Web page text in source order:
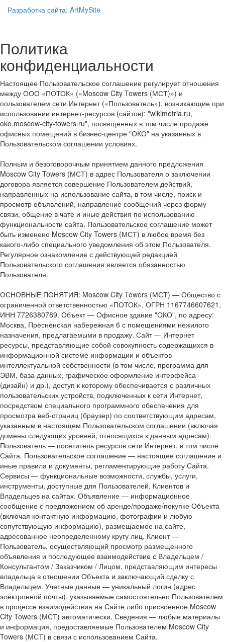
Разработка сайта: ArtMySite
Политика
конфиденциальности
Настоящее Пользовательское соглашение регулирует отношения
между ООО «ПОТОК» («Moscow City Towers (МСТ)») и
пользователем сети Интернет («Пользователь»), возникающие при
использовании интернет-ресурсов (сайтов): "wikimetria.ru,
oko.moscow-city-towers.ru", посвященных в том числе продаже
офисных помещений в бизнес-центре "ОКО" на указанных в
Пользовательском соглашении условиях.
Полным и безоговорочным принятием данного предложения
Moscow City Towers (МСТ) в адрес Пользователя о заключении
договора является совершение Пользователем действий,
направленных на использование сайта, в том числе, поиск и
просмотр объявлений, направление сообщений через форму
связи, общение в чате и иные действия по использованию
функциональности сайта. Пользовательское соглашение может
быть изменено Moscow City Towers (МСТ) в любое время без
какого-либо специального уведомления об этом Пользователя.
Регулярное ознакомление с действующей редакцией
Пользовательского соглашения является обязанностью
Пользователя.
ОСНОВНЫЕ ПОНЯТИЯ: Moscow City Towers (МСТ) — Общество с
ограниченной ответственностью «ПОТОК», ОГРН 1167746607621,
ИНН 7726380789. Объект — Офисное здание "ОКО", по адресу:
Москва, Пресненская набережная 6 с помещениями нежилого
назначения, предлагаемыми в продажу. Сайт — Интернет
ресурсы, представляющие собой совокупность содержащихся в
информационной системе информации и объектов
интеллектуальной собственности (в том числе, программа для
ЭВМ, база данных, графическое оформление интерфейса
(дизайн) и др.), доступ к которому обеспечивается с различных
пользовательских устройств, подключенных к сети Интернет,
посредством специального программного обеспечения для
просмотра веб-страниц (браузер) по соответствующим адресам,
указанным в настоящем Пользовательском соглашении (включая
домены следующих уровней, относящихся к данным адресам).
Пользователь — посетитель ресурсов сети Интернет, в том числе
Сайта. Пользовательское соглашение — настоящее соглашение и
иные правила и документы, регламентирующие работу Сайта.
Сервисы — функциональные возможности, службы, услуги,
инструменты, доступные для Пользователей, Клиентов и
Владельцев на сайтах. Объявление — информационное
сообщение с предложением об аренде/продаже/покупке Объекта
(включая контактную информацию, фотографии и любую
сопутствующую информацию), размещаемое на сайте,
адресованное неопределенному кругу лиц. Клиент —
Пользователь, осуществляющий просмотр размещенного
объявления и последующее взаимодействие с Владельцем /
Консультантом / Заказчиком / Лицом, представляющим интересы
владельца в отношении Объекта и заключающий сделку с
Владельцем. Учетные данные — уникальный логин (адрес
электронной почты), указываемые самостоятельно Пользователем
в процессе взаимодействия на Сайте либо присвоенное Moscow
City Towers (МСТ) автоматически. Сведения — любые материалы
и информация, предоставляемые Пользователем Moscow City
Towers (МСТ) в связи с использованием Сайта.